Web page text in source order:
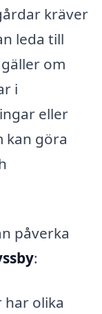
kräver
leda till
om
i
eller
kan göra
påverka
:
har olika